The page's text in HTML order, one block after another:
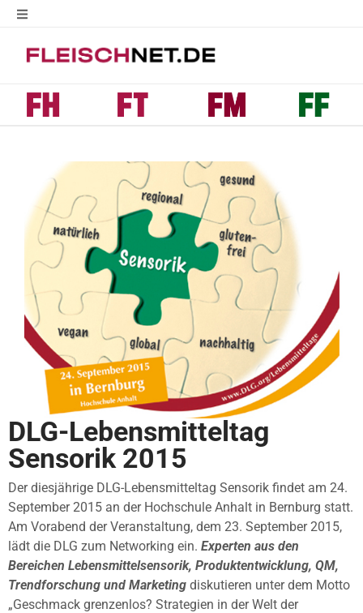
DLG-Lebensmitteltag
Sensorik 2015
Der diesjährige DLG-Lebensmitteltag Sensorik findet am 24.
September 2015 an der Hochschule Anhalt in Bernburg statt.
Am Vorabend der Veranstaltung, dem 23. September 2015,
lädt die DLG zum Networking ein. Experten aus den
Bereichen Lebensmittelsensorik, Produktentwicklung, QM,
Trendforschung und Marketing diskutieren unter dem Motto
„Geschmack grenzenlos? Strategien in der Welt der